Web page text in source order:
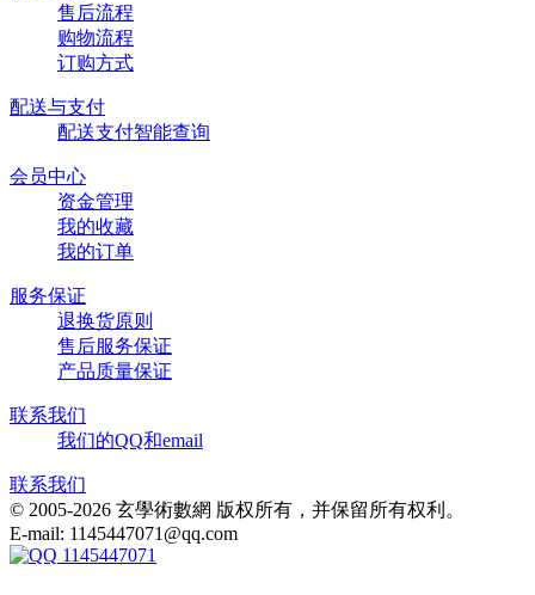
售后流程
购物流程
订购方式
配送与支付
配送支付智能查询
会员中心
资金管理
我的收藏
我的订单
服务保证
退换货原则
售后服务保证
产品质量保证
联系我们
我们的QQ和email
联系我们
© 2005-2026 玄學術數網 版权所有，并保留所有权利。
E-mail: 1145447071@qq.com
1145447071